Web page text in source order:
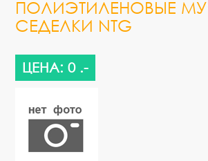
ПОЛИЭТИЛЕНОВЫЕ
СЕДЕЛКИ NTG
ЦЕНА: 0 .-